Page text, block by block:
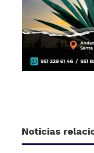
Noticias